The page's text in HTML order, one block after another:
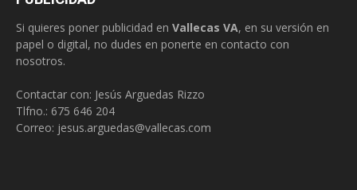
Si quieres poner publicidad en Vallecas VA, en su versión en
papel o digital, no dudes en ponerte en contacto con
nosotros.
Contactar con: Jesús Arguedas Rizzo
Tlfno.: 675 646 204
Correo: jesus.arguedas@vallecas.com